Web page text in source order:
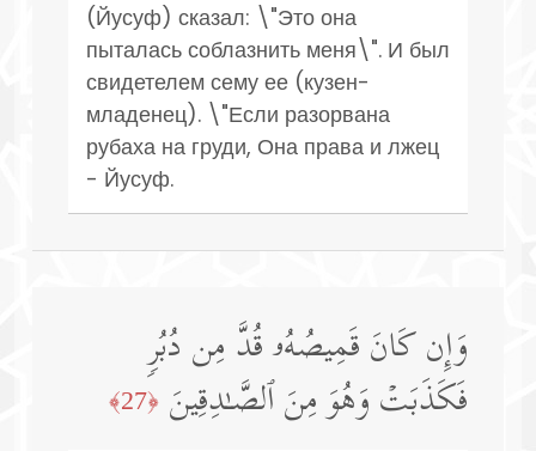
(Йусуф) сказал: \"Это она
пыталась соблазнить меня\". И был
свидетелем сему ее (кузен-
младенец). \"Если разорвана
рубаха на груди, Она права и лжец
- Йусуф.
وَإِن كَانَ قَمِیصُهُۥ قُدَّ مِن دُبُرࣲ
فَكَذَبَتۡ وَهُوَ مِنَ ٱلصَّـٰدِقِینَ ﴿27﴾